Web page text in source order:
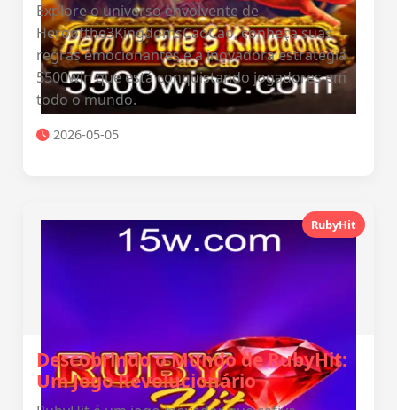
Explore o universo envolvente de
Heroofthe3KingdomsCaoCao, conheça suas
regras emocionantes e a inovadora estratégia
5500win que está conquistando jogadores em
todo o mundo.
2026-05-05
RubyHit
Descobrindo o Mundo de RubyHit:
Um Jogo Revolucionário